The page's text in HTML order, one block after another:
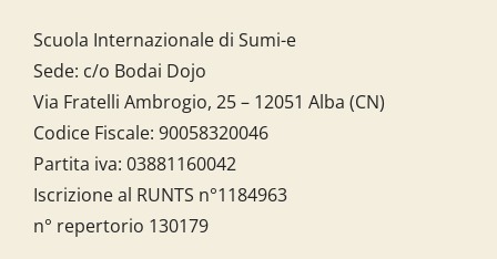
Scuola Internazionale di Sumi-e
Sede: c/o Bodai Dojo
Via Fratelli Ambrogio, 25 – 12051 Alba (CN)
Codice Fiscale: 90058320046
Partita iva: 03881160042
Iscrizione al RUNTS n°1184963
n° repertorio 130179